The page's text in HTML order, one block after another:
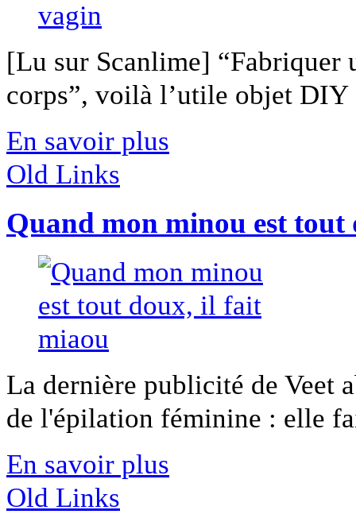
[Lu sur Scanlime] “Fabriquer
corps”, voilà l’utile objet
En savoir plus
Old Links
Quand mon minou est
La dernière publicité de Veet
de l'épilation féminine : elle
En savoir plus
Old Links